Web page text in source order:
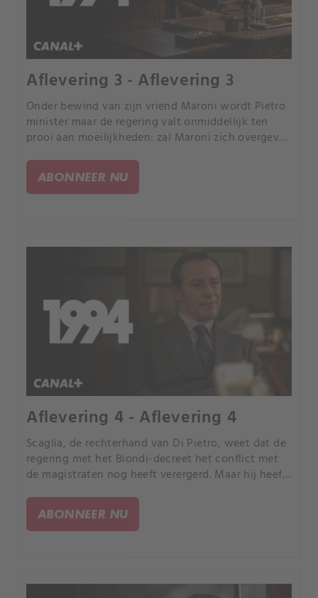
Aflevering 3 - Aflevering 3
Onder bewind van zijn vriend Maroni wordt Pietro
minister maar de regering valt onmiddellijk ten
prooi aan moeilijkheden: zal Maroni zich overgeven
dictaten van zijn partijleider Bossi volgen?.
ABONNEER NU
Aflevering 4 - Aflevering 4
Scaglia, de rechterhand van Di Pietro, weet dat de
regering met het Biondi-decreet het conflict met
de magistraten nog heeft verergerd. Maar hij heeft
smeergeld gelinkt aan Mondadori.
ABONNEER NU